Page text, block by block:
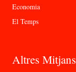
Economia
El Temps
Altres Mitjans